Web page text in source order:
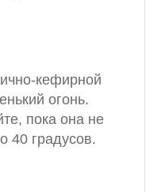
кефирной
огонь.
пока она не
40 градусов.